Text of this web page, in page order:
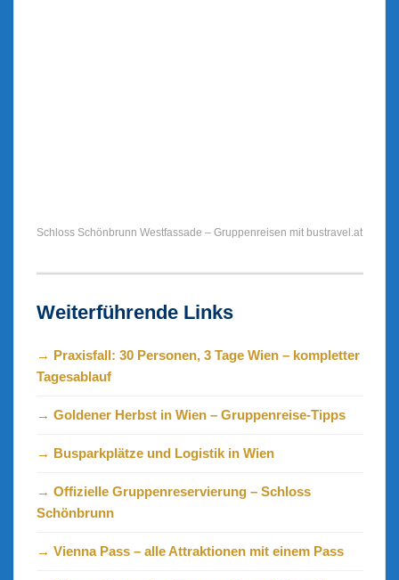
Schloss Schönbrunn Westfassade – Gruppenreisen mit bustravel.at
Weiterführende Links
→ Praxisfall: 30 Personen, 3 Tage Wien – kompletter
Tagesablauf
→ Goldener Herbst in Wien – Gruppenreise-Tipps
→ Busparkplätze und Logistik in Wien
→ Offizielle Gruppenreservierung – Schloss
Schönbrunn
→ Vienna Pass – alle Attraktionen mit einem Pass